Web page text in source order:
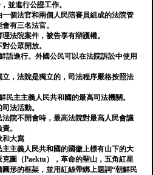
並進行公證工作。
個法官和兩個人民陪審員組成的法院管
有三名法官。
法院案件，被告享有辯護權。
公眾開放。
語進行。外國公民可以在法院訴訟中使用
，法院是獨立的，司法程序嚴格按照法
民主主義人民共和國的最高司法機關。
法活動。
院不開會時，最高法院對最高人民會議
。
和大寫
主義人民共和國的國徽上標有山下的大
圖（Paektu），革命的聖山，五角紅星
形的框架，並用紅絲帶綁上題詞“朝鮮民